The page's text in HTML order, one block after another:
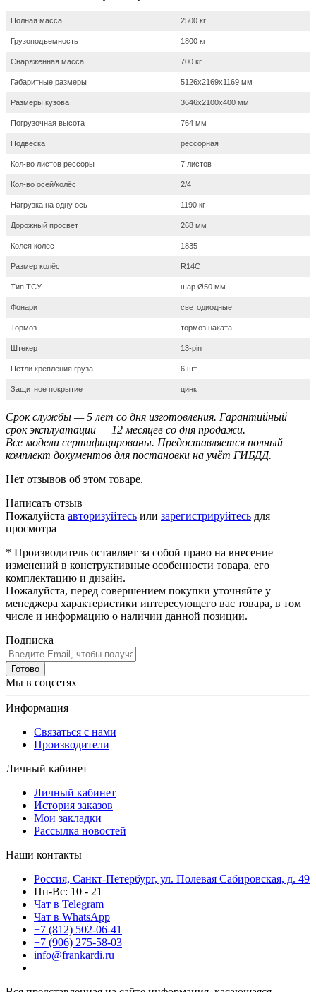
Полная масса 2500 кг
Грузоподъемность 1800 кг
Снаряжённая масса 700 кг
Габаритные размеры 5126х2169х1169 мм
Размеры кузова 3646х2100х400 мм
Погрузочная высота 764 мм
Подвеска рессорная
Кол-во листов рессоры 7 листов
Кол-во осей/колёс 2/4
Нагрузка на одну ось 1190 кг
Дорожный просвет 268 мм
Колея колес 1835
Размер колёс R14С
Тип ТСУ шар Ø50 мм
Фонари светодиодные
Тормоз тормоз наката
Штекер 13-pin
Петли крепления груза 6 шт.
Защитное покрытие цинк
Срок службы — 5 лет со дня изготовления. Гарантийный
срок эксплуатации — 12 месяцев со дня продажи.
Все модели сертифицированы. Предоставляется полный
комплект документов для постановки на учёт ГИБДД.
Нет отзывов об этом товаре.
Написать отзыв
Пожалуйста авторизуйтесь или зарегистрируйтесь для
просмотра
* Производитель оставляет за собой право на внесение
изменений в конструктивные особенности товара, его
комплектацию и дизайн.
Пожалуйста, перед совершением покупки уточняйте у
менеджера характеристики интересующего вас товара, в том
числе и информацию о наличии данной позиции.
Подписка
Готово
Мы в соцсетях
Информация
Связаться с нами
Производители
Личный кабинет
Личный кабинет
История заказов
Мои закладки
Рассылка новостей
Наши контакты
Россия, Санкт-Петербург, ул. Полевая Сабировская, д. 49
Пн-Вс: 10 - 21
Чат в Telegram
Чат в WhatsApp
+7 (812) 502-06-41
+7 (906) 275-58-03
info@frankardi.ru